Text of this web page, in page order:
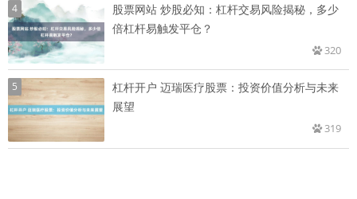
4
股票网站 炒股必知：杠杆交易风险揭秘，多少
倍杠杆易触发平仓？
320
5
杠杆开户 迈瑞医疗股票：投资价值分析与未来
展望
319